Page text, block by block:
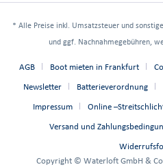
* Alle Preise inkl. Umsatzsteuer und
und ggf. Nachnahmegebühren,
AGB Boot mieten in Frankfurt
Newsletter Batterieverordnung
Impressum Online
Versand und
Copyright © Waterloft GmbH &